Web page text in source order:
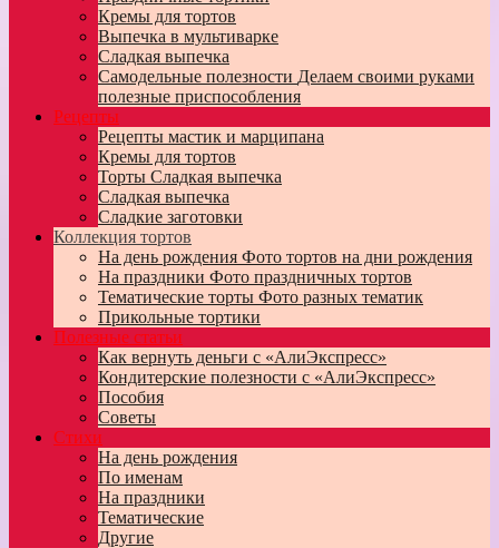
Кремы для тортов
Выпечка в мультиварке
Сладкая выпечка
Самодельные полезности Делаем своими руками
полезные приспособления
Рецепты
Рецепты мастик и марципана
Кремы для тортов
Торты Сладкая выпечка
Сладкая выпечка
Сладкие заготовки
Коллекция тортов
На день рождения Фото тортов на дни рождения
На праздники Фото праздничных тортов
Тематические торты Фото разных тематик
Прикольные тортики
Полезные статьи
Как вернуть деньги с «АлиЭкспресс»
Кондитерские полезности с «АлиЭкспресс»
Пособия
Советы
Стихи
На день рождения
По именам
На праздники
Тематические
Другие